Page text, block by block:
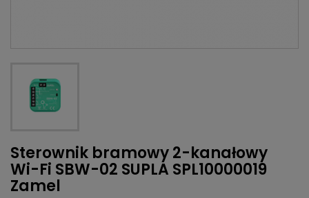
Sterownik bramowy 2-kanałowy
Wi-Fi SBW-02 SUPLA SPL10000019
Zamel